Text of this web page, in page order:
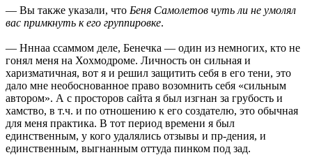
— Вы также указали, что Беня Самолетов чуть ли не умолял
вас примкнуть к его группировке.
— Нннаа ссаммом деле, Бенечка — один из немногих, кто не
гонял меня на Хохмодроме. Личность он сильная и
харизматичная, вот я и решил защитить себя в его тени, это
дало мне необоснованное право возомнить себя «сильным
автором». А с просторов сайта я был изгнан за грубость и
хамство, в т.ч. и по отношению к его создателю, это обычная
для меня практика. В тот период времени я был
единственным, у кого удалялись отзывы и пр-дения, и
единственным, выгнанным оттуда пинком под зад.